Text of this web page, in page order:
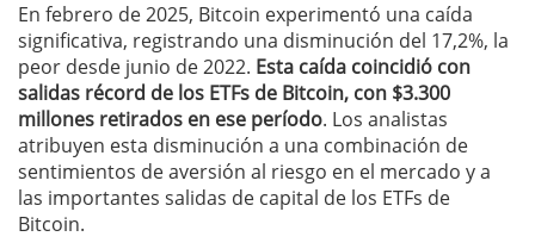
En febrero de 2025, Bitcoin experimentó una caída
significativa, registrando una disminución del 17,2%, la
peor desde junio de 2022. Esta caída coincidió con
salidas récord de los ETFs de Bitcoin, con $3.300
millones retirados en ese período. Los analistas
atribuyen esta disminución a una combinación de
sentimientos de aversión al riesgo en el mercado y a
las importantes salidas de capital de los ETFs de
Bitcoin.